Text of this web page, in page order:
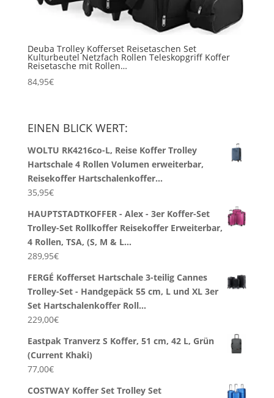
Deuba Trolley Kofferset Reisetaschen Set
Kulturbeutel Netzfach Rollen Teleskopgriff Koffer
Reisetasche mit Rollen…
84,95€
EINEN BLICK WERT:
WOLTU RK4216co-L, Reise Koffer Trolley
Hartschale 4 Rollen Volumen erweiterbar,
Reisekoffer Hartschalenkoffer…
35,95€
HAUPTSTADTKOFFER - Alex - 3er Koffer-Set
Trolley-Set Rollkoffer Reisekoffer Erweiterbar,
4 Rollen, TSA, (S, M & L…
289,95€
FERGÉ Kofferset Hartschale 3-teilig Cannes
Trolley-Set - Handgepäck 55 cm, L und XL 3er
Set Hartschalenkoffer Roll…
229,00€
Eastpak Tranverz S Koffer, 51 cm, 42 L, Grün
(Current Khaki)
77,00€
COSTWAY Koffer Set Trolley Set